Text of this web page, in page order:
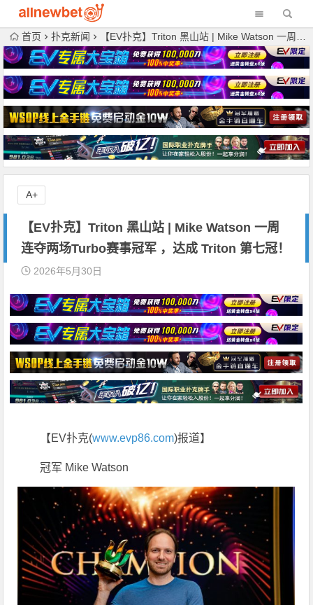
首页 扑克新闻 【EV扑克】Triton 黑山站 | Mike Watson 一周连夺两场Turbo赛事冠军 ，达成 Triton 第七冠！
【EV扑克】Triton 黑山站 | Mike Watson 一周
连夺两场Turbo赛事冠军 ，达成 Triton 第七冠！
2026年5月30日
【EV扑克(www.evp86.com)报道】
冠军 Mike Watson
A+